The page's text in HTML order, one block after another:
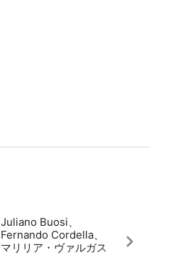
Juliano Buosi、
Fernando Cordella、
マリリア・ヴァルガス